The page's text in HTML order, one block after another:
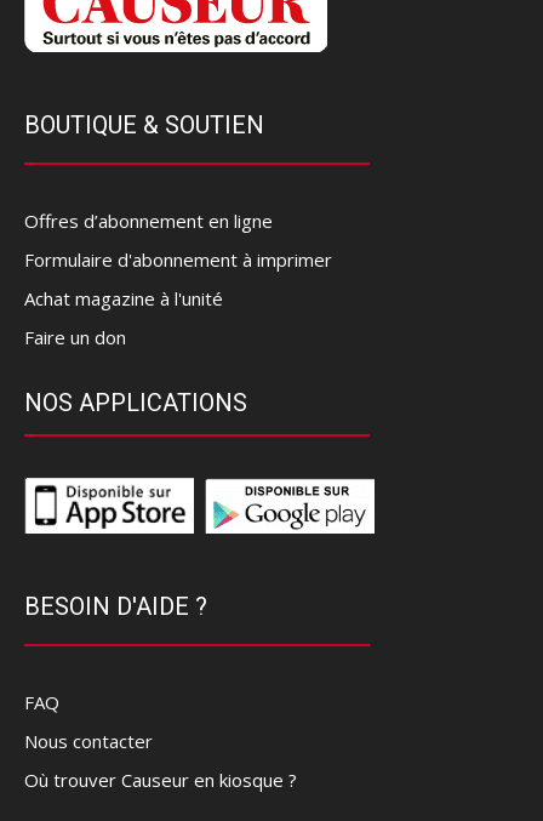
BOUTIQUE & SOUTIEN
Offres d’abonnement en ligne
Formulaire d'abonnement à imprimer
Achat magazine à l'unité
Faire un don
NOS APPLICATIONS
BESOIN D'AIDE ?
FAQ
Nous contacter
Où trouver Causeur en kiosque ?